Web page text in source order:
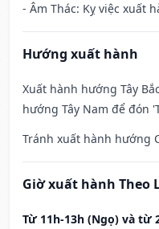
- Âm Thác: Kỵ việc xuất
Hướng xuất hành
Xuất hành hướng Tây
hướng Tây Nam để đón
Tránh xuất hành hướng
Giờ xuất hành Theo
Từ 11h-13h (Ngọ) và từ